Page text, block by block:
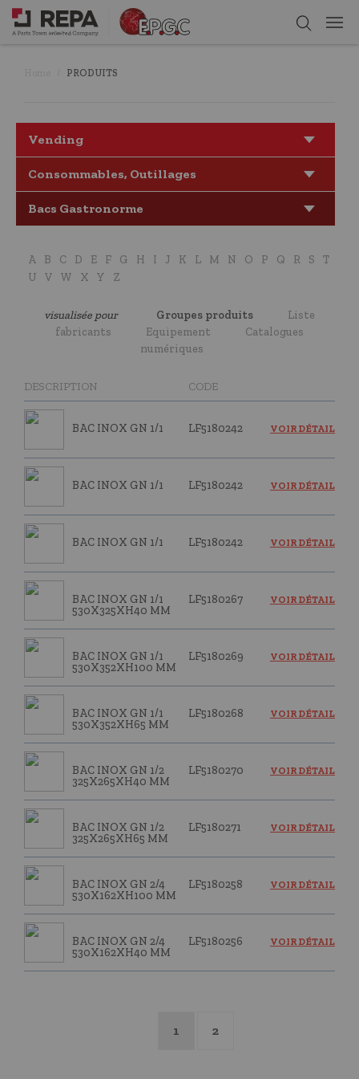
PRODUITS
Vending
Consommables, Outillages
Bacs Gastronorme
A B C D E F G H I J K L M N O P Q R S
T
U
V W X Y Z
visualisée pour Groupes produits
Liste
fabricants
Equipement
Catalogues
numériques
DESCRIPTION CODE
BAC INOX GN 1/1 LF5180242 VOIR DÉTAIL
BAC INOX GN 1/1 LF5180242 VOIR DÉTAIL
BAC INOX GN 1/1 LF5180242 VOIR DÉTAIL
BAC INOX GN 1/1
530X325XH40 MM
LF5180267 VOIR DÉTAIL
BAC INOX GN 1/1
530X352XH100 MM
LF5180269 VOIR DÉTAIL
BAC INOX GN 1/1
530X352XH65 MM
LF5180268 VOIR DÉTAIL
BAC INOX GN 1/2
325X265XH40 MM
LF5180270 VOIR DÉTAIL
BAC INOX GN 1/2
325X265XH65 MM
LF5180271 VOIR DÉTAIL
BAC INOX GN 2/4
530X162XH100 MM
LF5180258 VOIR DÉTAIL
BAC INOX GN 2/4
530X162XH40 MM
LF5180256 VOIR DÉTAIL
1 2